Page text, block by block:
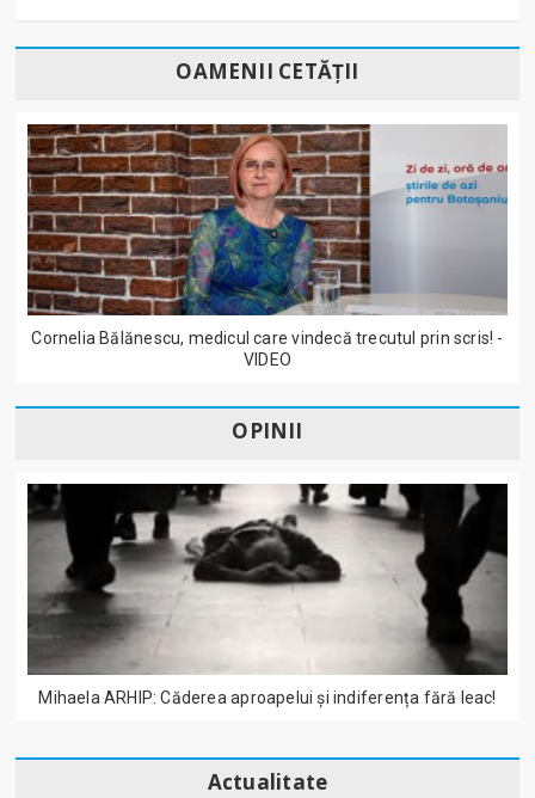
OAMENII CETĂȚII
Cornelia Bălănescu, medicul care vindecă trecutul prin scris! -
VIDEO
OPINII
Mihaela ARHIP: Căderea aproapelui și indiferența fără leac!
Actualitate